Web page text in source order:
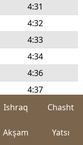
4:31
4:32
4:33
4:34
4:36
4:37
4:38
Ishraq Chasht
Akşam Yatsı